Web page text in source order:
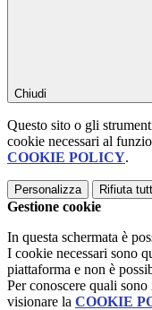
Chiudi
Questo sito o gli
cookie necessari al
COOKIE POLICY.
Personalizza Rifiuta
Gestione cookie
In questa schermata è
I cookie necessari sono
piattaforma e non è
Per conoscere quali
visionare la COOKIE